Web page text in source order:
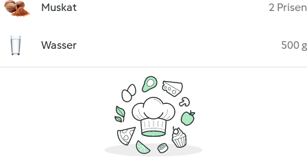
Muskat 2 Prisen
Wasser 500 g